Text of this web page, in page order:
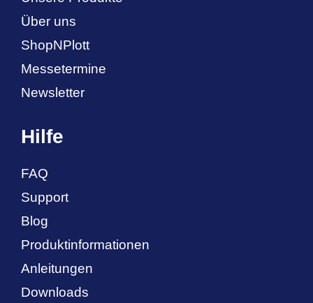
Über uns
ShopNPlott
Messetermine
Newsletter
Hilfe
FAQ
Support
Blog
Produktinformationen
Anleitungen
Downloads